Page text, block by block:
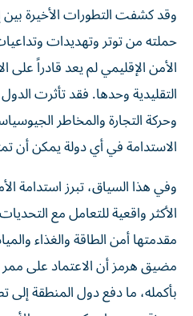
وقد كشفت التطورات الأخيرة بين
حملته من توتر وتهديدات
الأمن الإقليمي لم يعد قادراً على
التقليدية وحدها. فقد تأثرت
وحركة التجارة والمخاطر
الاستدامة في أي دولة يمكن أن
وفي هذا السياق، تبرز استدامة
الأكثر واقعية للتعامل مع
مقدمتها أمن الطاقة والغذاء
مضيق هرمز أن الاعتماد على
بأكمله، ما دفع دول المنطقة إلى